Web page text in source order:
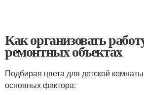
Как организовать
ремонтных объектах
Подбирая цвета для детской
основных фактора: